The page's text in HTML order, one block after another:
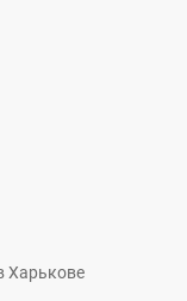
Харькове